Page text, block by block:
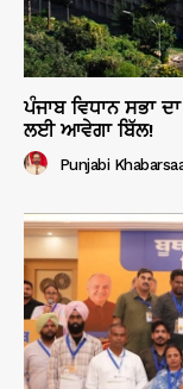
ਪੰਜਾਬ ਵਿਧਾਨ ਸਭਾ
ਲਈ ਆਵੇਗਾ ਬਿੱਲ!
Punjabi